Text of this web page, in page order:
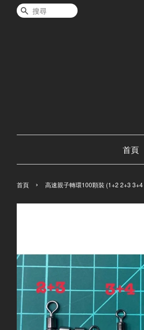
搜尋
首頁
首頁 › 高速親子轉環100顆裝 (1+2 2+3